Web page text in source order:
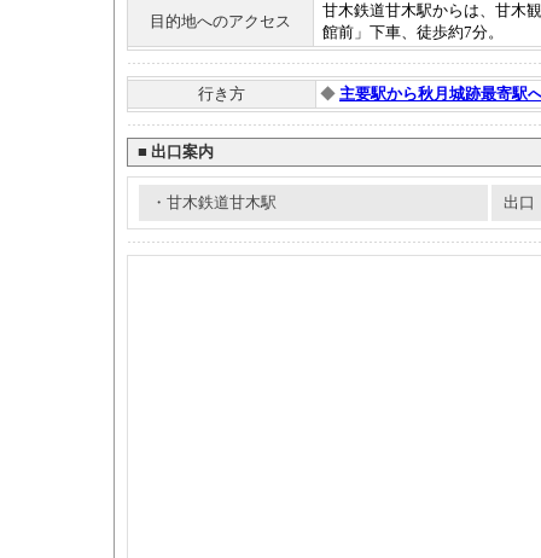
目的地へのアクセス
甘木鉄道甘木駅からは、甘木
館前」下車、徒歩約7分。
行き方 ◆ 主要駅から秋月城跡最寄駅
■ 出口案内
・甘木鉄道甘木駅 出口